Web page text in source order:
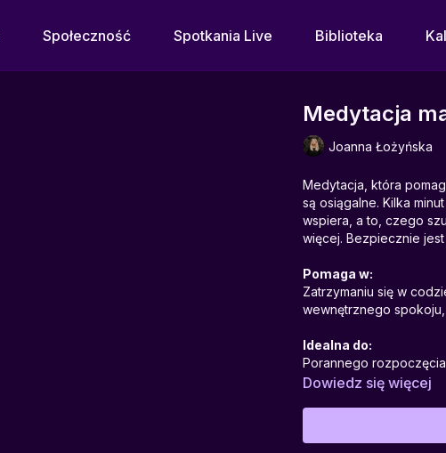
Społeczność Spotkania Live Biblioteka
Medytacja
Joanna Łożyńska
Medytacja, która
są osiągalne. Kilka
wspiera, a to, czego
więcej. Bezpiecznie
Pomaga w:
Zatrzymaniu się w
wewnętrznego
Idealna do:
Porannego
manifestacją, chwil sam
Dowiedz się więcej